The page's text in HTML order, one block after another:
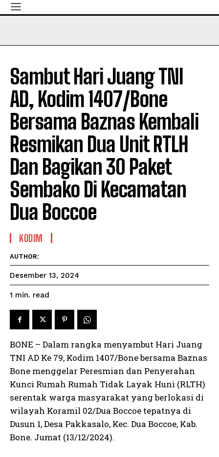
Sambut Hari Juang TNI
AD, Kodim 1407/Bone
Bersama Baznas Kembali
Resmikan Dua Unit RTLH
Dan Bagikan 30 Paket
Sembako Di Kecamatan
Dua Boccoe
KODIM
AUTHOR:
Desember 13, 2024
1 min. read
BONE – Dalam rangka menyambut Hari Juang
TNI AD Ke 79, Kodim 1407/Bone bersama Baznas
Bone menggelar Peresmian dan Penyerahan
Kunci Rumah Rumah Tidak Layak Huni (RLTH)
serentak warga masyarakat yang berlokasi di
wilayah Koramil 02/Dua Boccoe tepatnya di
Dusun 1, Desa Pakkasalo, Kec. Dua Boccoe, Kab.
Bone. Jumat (13/12/2024).